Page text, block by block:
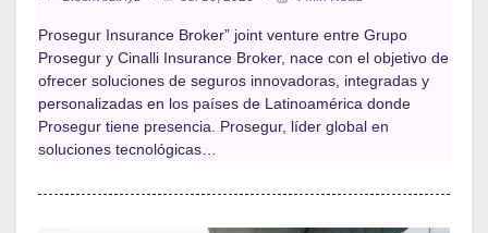
Prosegur Insurance Broker” joint venture entre Grupo
Prosegur y Cinalli Insurance Broker, nace con el objetivo de
ofrecer soluciones de seguros innovadoras, integradas y
personalizadas en los países de Latinoamérica donde
Prosegur tiene presencia. Prosegur, líder global en
soluciones tecnológicas…